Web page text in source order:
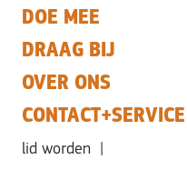
DOE MEE
DRAAG BIJ
OVER ONS
CONTACT+SERVICE
lid worden